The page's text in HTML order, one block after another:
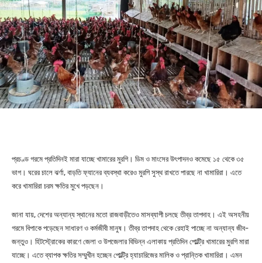
প্রচণ্ড গরমে প্রতিদিনই মারা যাচ্ছে খামারের মুরগি। ডিম ও মাংসের উৎপাদনও কমেছে ১৫ থেকে ৩৫
ভাগ। ঘরের চালে ঝর্ণা, বাড়তি ফ্যানের ব্যবস্থা করেও মুরগি সুস্থ রাখতে পারছে না খামারিরা। এতে
করে খামারিরা চরম ক্ষতির মুখে পড়ছেন।
জানা যায়, দেশের অন্যান্য স্থানের মতো রাজবাড়ীতেও মাসব্যাপী চলছে তীব্র তাপদাহ। এই অসহনীয়
গরমে বিপাকে পড়েছেন সাধারণ ও কর্মজীবী মানুষ। তীব্র তাপদাহ থেকে রেহাই পাচ্ছে না অন্যান্য জীব-
জন্তুও। হিটস্ট্রোকের কারণে জেলা ও উপজেলার বিভিন্ন এলাকায় প্রতিদিন পোল্ট্রি খামারের মুরগি মারা
যাচ্ছে। এতে ব্যাপক ক্ষতির সম্মুখীন হচ্ছেন পোল্ট্রি হ্যাচারিজের মালিক ও প্রান্তিক খামারিরা। এমন